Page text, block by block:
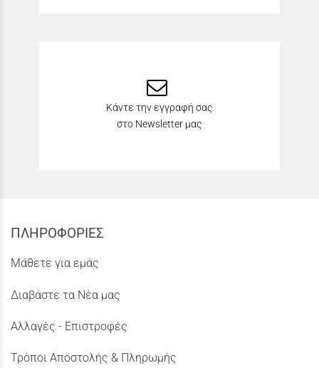
Κάντε την εγγραφή σας
στο Newsletter μας
ΠΛΗΡΟΦΟΡΙΕΣ
Μάθετε για εμάς
Διαβάστε τα Νέα μας
Αλλαγές - Επιστροφές
Τρόποι Αποστολής & Πληρωμής